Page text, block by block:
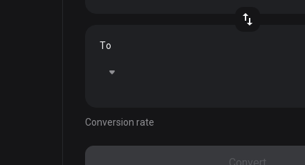
To
Conversion rate
Convert